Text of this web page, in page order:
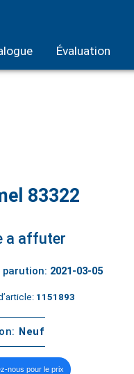
Évaluation
83322
a affuter
parution: 2021-03-05
1151893
Neuf
nous pour le prix